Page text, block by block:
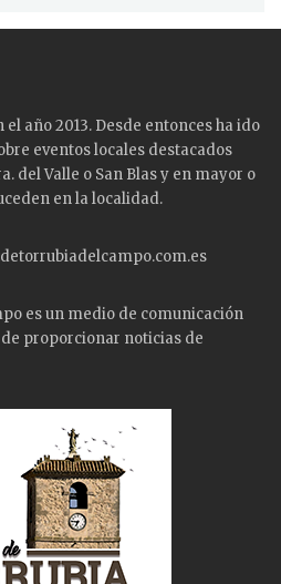
año 2013. Desde entonces ha ido
eventos locales destacados
del Valle o San Blas y en mayor o
en la localidad.
es un medio de comunicación
proporcionar noticias de